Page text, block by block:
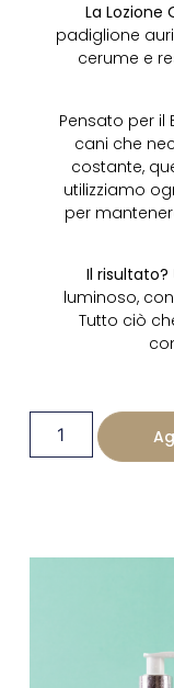
La Lozione
padiglione
cerume e
Pensato per
cani che
costante,
utilizziamo
per
Il risultato?
luminoso,
Tutto ciò